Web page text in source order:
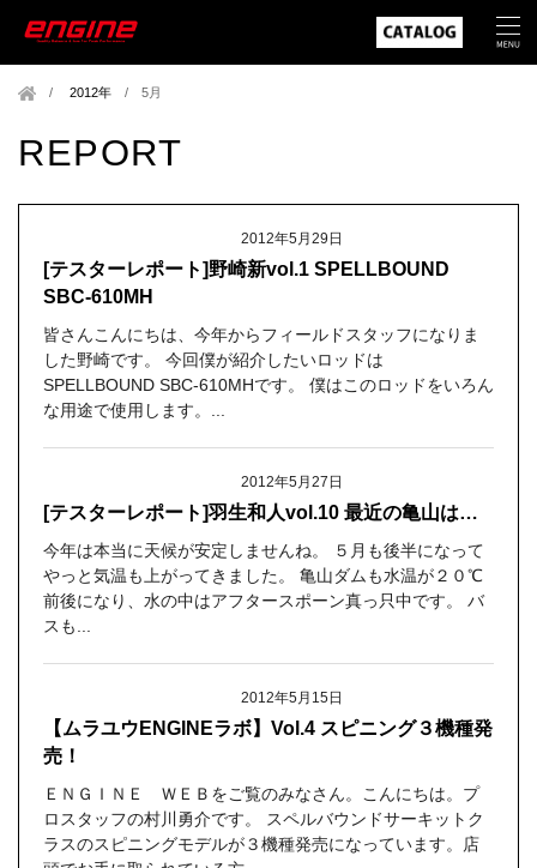
2012年 /5月
REPORT
2012年5月29日
[テスターレポート]野崎新vol.1 SPELLBOUND
SBC-610MH
皆さんこんにちは、今年からフィールドスタッフになりま
した野崎です。 今回僕が紹介したいロッドは
SPELLBOUND SBC-610MHです。 僕はこのロッドをいろん
な用途で使用します。...
2012年5月27日
[テスターレポート]羽生和人vol.10 最近の亀山は…
今年は本当に天候が安定しませんね。 ５月も後半になって
やっと気温も上がってきました。 亀山ダムも水温が２０℃
前後になり、水の中はアフタースポーン真っ只中です。 バ
スも...
2012年5月15日
【ムラユウENGINEラボ】Vol.4 スピニング３機種発
売！
ＥＮＧＩＮＥ ＷＥＢをご覧のみなさん。こんにちは。プ
ロスタッフの村川勇介です。 スペルバウンドサーキットク
ラスのスピニングモデルが３機種発売になっています。店